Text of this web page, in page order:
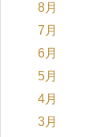
8月
7月
6月
5月
4月
3月